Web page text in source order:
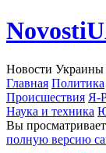
Новости Украины
Главная Политика
Происшествия Я-
Наука и техника
Вы
полную версию